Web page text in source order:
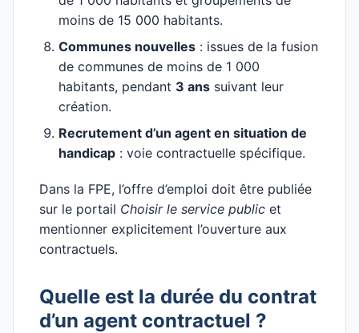
moins de 15 000 habitants.
Communes nouvelles : issues de la fusion
de communes de moins de 1 000
habitants, pendant 3 ans suivant leur
création.
Recrutement d’un agent en situation de
handicap : voie contractuelle spécifique.
Dans la FPE, l’offre d’emploi doit être publiée
sur le portail Choisir le service public et
mentionner explicitement l’ouverture aux
contractuels.
Quelle est la durée du contrat
d’un agent contractuel ?